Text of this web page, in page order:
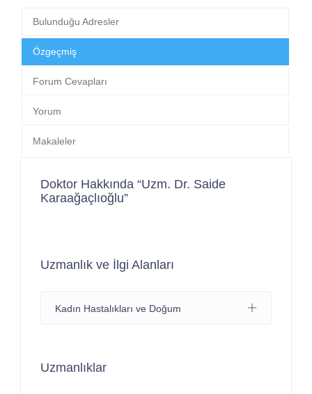
Bulunduğu Adresler
Özgeçmiş
Forum Cevapları
Yorum
Makaleler
Doktor Hakkında “Uzm. Dr. Saide
Karaağaçlıoğlu”
Uzmanlık ve İlgi Alanları
Kadın Hastalıkları ve Doğum
Uzmanlıklar